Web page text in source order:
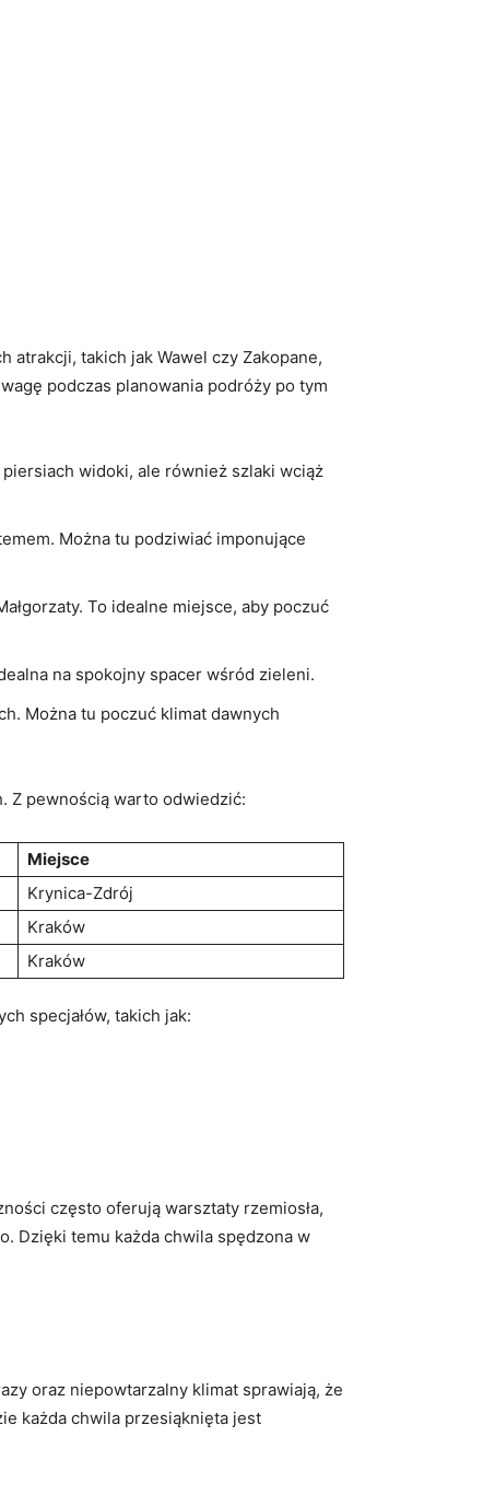
atrakcji, ⁤takich jak ⁤Wawel czy Zakopane,
podczas planowania podróży ​po tym
widoki, ale również szlaki wciąż
Można tu podziwiać imponujące
To idealne miejsce, aby ⁣poczuć
na spokojny⁢ spacer wśród zieleni.
Można tu poczuć klimat dawnych
Z pewnością​ warto odwiedzić:
Miejsce
Krynica-Zdrój
Kraków
Kraków
specjałów, takich jak:
⁢często oferują warsztaty rzemiosła,
Dzięki ⁤temu każda⁣ chwila spędzona w
oraz niepowtarzalny klimat sprawiają, że
⁣każda chwila przesiąknięta jest